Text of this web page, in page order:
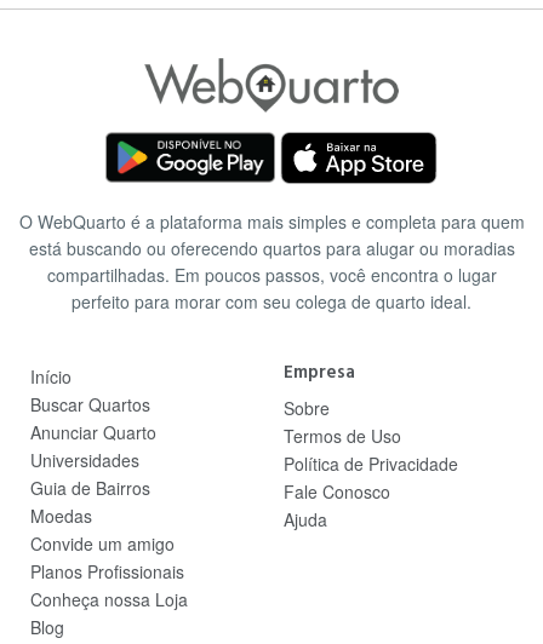
O WebQuarto é a plataforma mais simples e completa para quem
está buscando ou oferecendo quartos para alugar ou moradias
compartilhadas. Em poucos passos, você encontra o lugar
perfeito para morar com seu colega de quarto ideal.
Início
Buscar Quartos
Anunciar Quarto
Universidades
Guia de Bairros
Moedas
Convide um amigo
Planos Profissionais
Conheça nossa Loja
Blog
Empresa
Sobre
Termos de Uso
Política de Privacidade
Fale Conosco
Ajuda